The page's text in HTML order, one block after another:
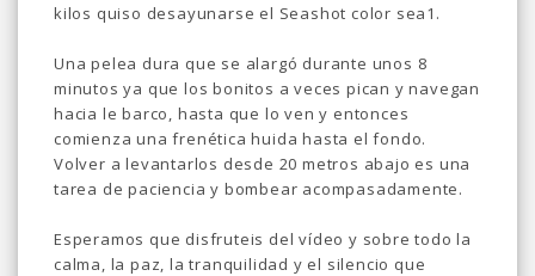
kilos quiso desayunarse el Seashot color sea1.
Una pelea dura que se alargó durante unos 8
minutos ya que los bonitos a veces pican y navegan
hacia le barco, hasta que lo ven y entonces
comienza una frenética huida hasta el fondo.
Volver a levantarlos desde 20 metros abajo es una
tarea de paciencia y bombear acompasadamente.
Esperamos que disfruteis del vídeo y sobre todo la
calma, la paz, la tranquilidad y el silencio que